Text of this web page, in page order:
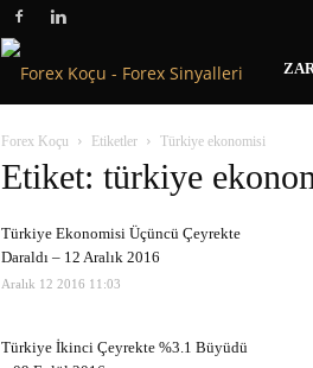
Forex
Forex Koçu Etiketler Türkiye ekonomisi
Etiket: türkiye
Türkiye Ekonomisi Üçüncü Çeyrekte
Daraldı – 12 Aralık 2016
Aralık 12 2016 11:03
Türkiye İkinci Çeyrekte %3.1 Büyüdü